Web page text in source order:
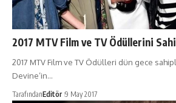
2017 MTV Film ve TV Ödüllerini
2017 MTV Film ve TV Ödülleri dün gece
Devine’in…
TarafındanEditör 9 May 2017